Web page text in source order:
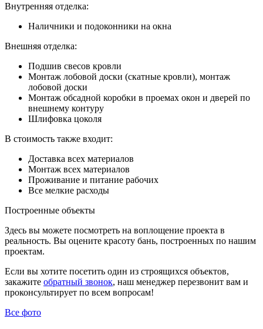
Внутренняя отделка:
Наличники и подоконники на окна
Внешняя отделка:
Подшив свесов кровли
Монтаж лобовой доски (скатные кровли), монтаж
лобовой доски
Монтаж обсадной коробки в проемах окон и дверей по
внешнему контуру
Шлифовка цоколя
В стоимость также входит:
Доставка всех материалов
Монтаж всех материалов
Проживание и питание рабочих
Все мелкие расходы
Построенные объекты
Здесь вы можете посмотреть на воплощение проекта в
реальность. Вы оцените красоту бань, построенных по нашим
проектам.
Если вы хотите посетить один из строящихся объектов,
закажите обратный звонок, наш менеджер перезвонит вам и
проконсультирует по всем вопросам!
Все фото